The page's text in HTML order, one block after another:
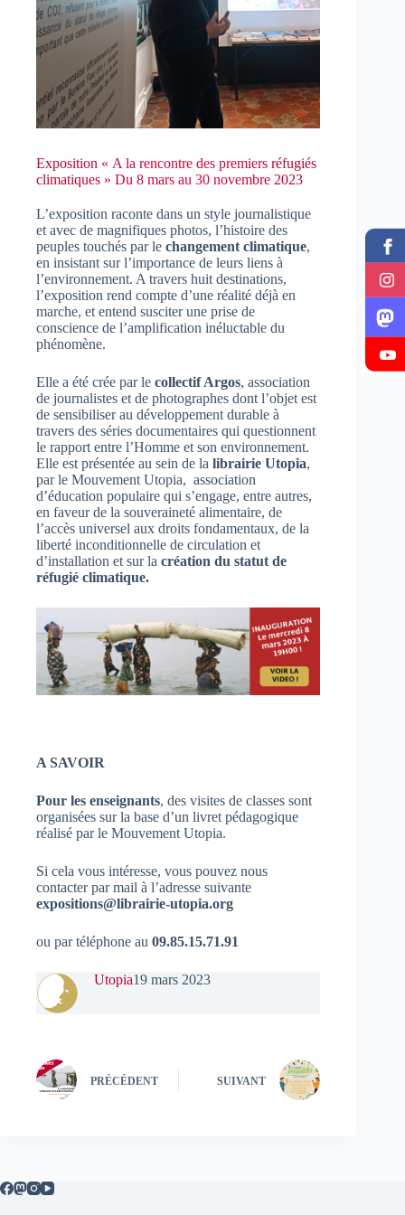
Exposition « A la rencontre des premiers réfugiés
climatiques » Du 8 mars au 30 novembre 2023
L’exposition raconte dans un style journalistique
et avec de magnifiques photos, l’histoire des
peuples touchés par le changement climatique,
en insistant sur l’importance de leurs liens à
l’environnement. A travers huit destinations,
l’exposition rend compte d’une réalité déjà en
marche, et entend susciter une prise de
conscience de l’amplification inéluctable du
phénomène.
Elle a été crée par le collectif Argos, association
de journalistes et de photographes dont l’objet est
de sensibiliser au développement durable à
travers des séries documentaires qui questionnent
le rapport entre l’Homme et son environnement.
Elle est présentée au sein de la librairie Utopia,
par le Mouvement Utopia, association
d’éducation populaire qui s’engage, entre autres,
en faveur de la souveraineté alimentaire, de
l’accès universel aux droits fondamentaux, de la
liberté inconditionnelle de circulation et
d’installation et sur la création du statut de
réfugié climatique.
A SAVOIR
Pour les enseignants, des visites de classes sont
organisées sur la base d’un livret pédagogique
réalisé par le Mouvement Utopia.
Si cela vous intéresse, vous pouvez nous
contacter par mail à l’adresse suivante
expositions@librairie-utopia.org
ou par téléphone au 09.85.15.71.91
Utopia19 mars 2023
PRÉCÉDENT SUIVANT